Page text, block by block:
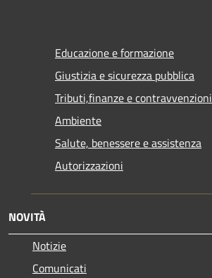
Educazione e formazione
Giustizia e sicurezza pubblica
Tributi,finanze e contravvenzioni
Ambiente
Salute, benessere e assistenza
Autorizzazioni
NOVITÀ
Notizie
Comunicati